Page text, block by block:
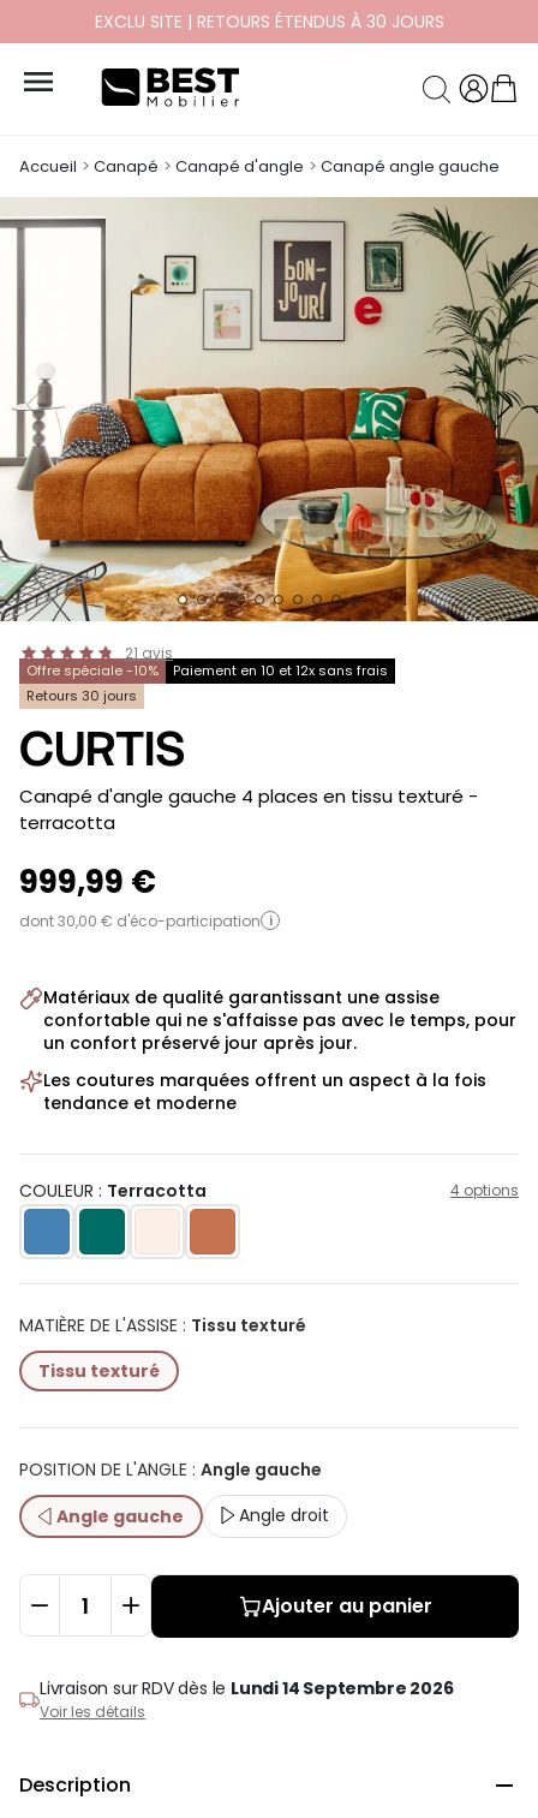
PAYEZ EN 10X ET 12X SANS FRAIS

Accueil Canapé Canapé d'angle Canapé angle gauche
21 avis
Offre spéciale -10%
Paiement en 10 et 12x sans frais
Retours 30 jours
CURTIS
-
Canapé d'angle gauche 4 places en tissu texturé -
terracotta
999,99 €
dont 30,00 € d'éco-participation i
Matériaux de qualité garantissant une assise
confortable qui ne s'affaisse pas avec le temps, pour
un confort préservé jour après jour.
Les coutures marquées offrent un aspect à la fois
tendance et moderne
COULEUR : Terracotta 4 options
MATIÈRE DE L'ASSISE : Tissu texturé
Tissu texturé
POSITION DE L'ANGLE : Angle gauche
Angle gauche
Angle droit
Ajouter au panier
Livraison sur RDVdès le Lundi 14 Septembre 2026
Voir les détails
Description 